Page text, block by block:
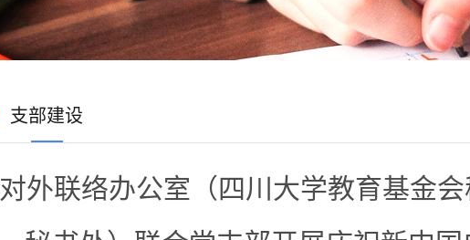
支部建设
对外联络办公室（四川大学教育基金